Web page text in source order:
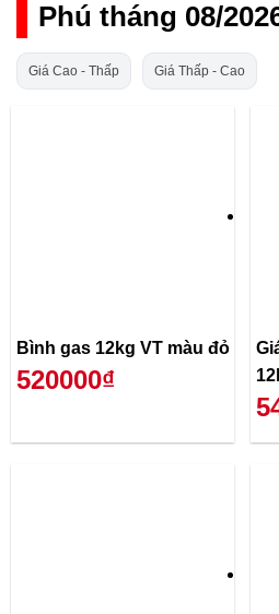
Phú tháng 08/
Giá Cao - Thấp Giá Thấp - Cao
Bình gas 12kg VT màu đỏ
520000₫